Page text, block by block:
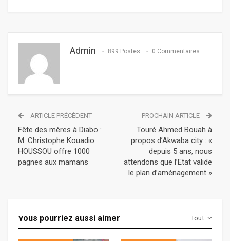
Admin 899 Postes 0 Commentaires
ARTICLE PRÉCÉDENT
Fête des mères à Diabo :
M. Christophe Kouadio
HOUSSOU offre 1000
pagnes aux mamans
PROCHAIN ARTICLE
Touré Ahmed Bouah à
propos d’Akwaba city : «
depuis 5 ans, nous
attendons que l’Etat valide
le plan d’aménagement »
Tout
vous pourriez aussi aimer